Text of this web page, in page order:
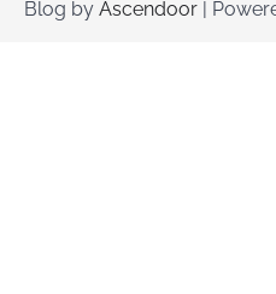
Blog by Ascendoor |